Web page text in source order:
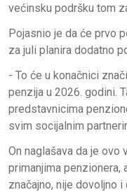
većinsku podršku tom
Pojasnio je da će prvo
za juli planira dodatno
- To će u konačnici
penzija u 2026. godini.
predstavnicima
svim socijalnim
On naglašava da je ovo
primanjima penzionera,
značajno, nije dovoljno i